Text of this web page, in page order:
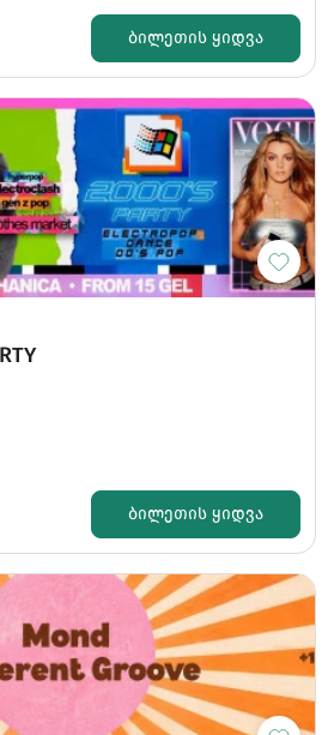
ᲑᲘᲚᲔᲗᲘᲡ ᲧᲘᲓᲕᲐ
ᲑᲘᲚᲔᲗᲘᲡ ᲧᲘᲓᲕᲐ